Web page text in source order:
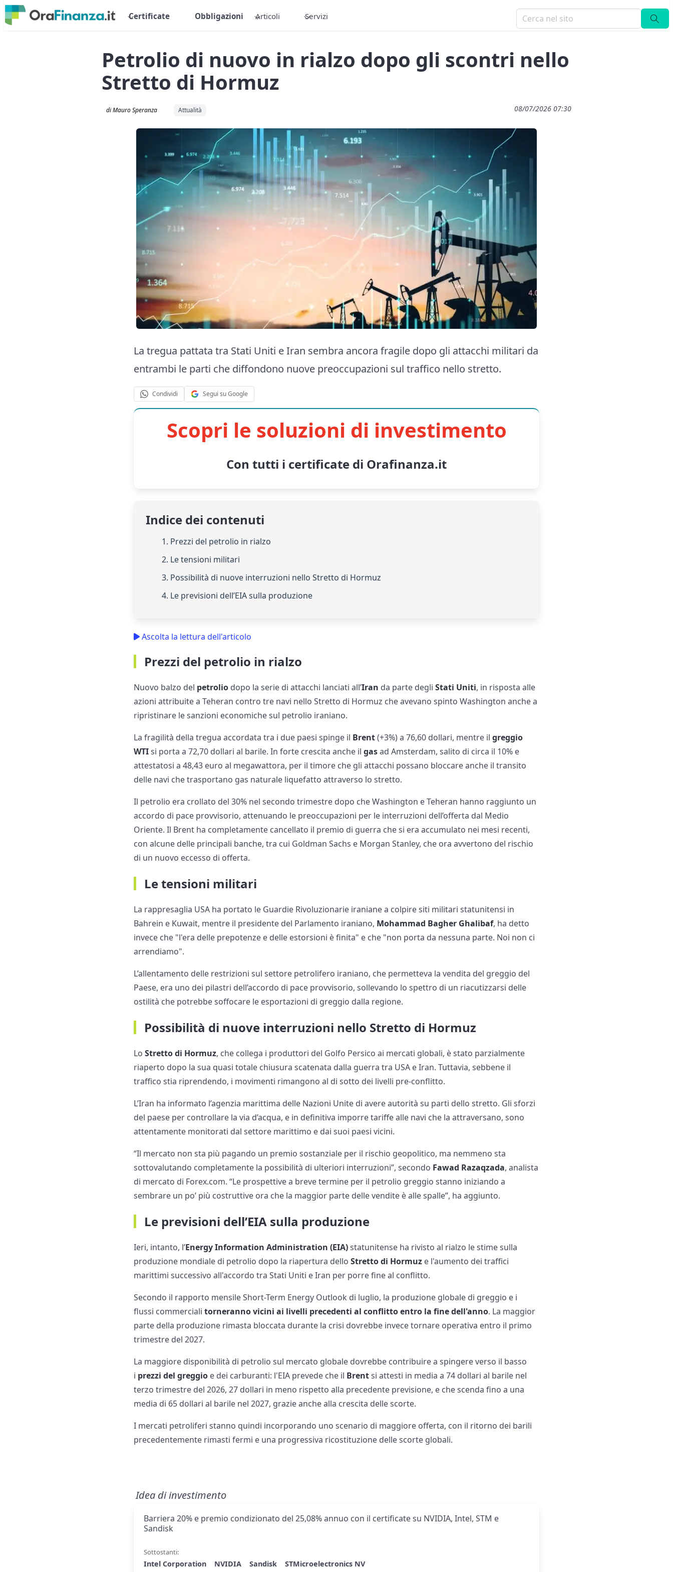
Certificate Obbligazioni Articoli Servizi
Petrolio di nuovo in rialzo dopo gli scontri nello
Stretto di Hormuz
di Mauro Speranza Attualità 08/07/2026 07:30
La tregua pattata tra Stati Uniti e Iran sembra ancora fragile dopo gli attacchi militari da
entrambi le parti che diffondono nuove preoccupazioni sul traffico nello stretto.
Condividi Segui su Google
Scopri le soluzioni di investimento
Con tutti i certificate di Orafinanza.it
Indice dei contenuti
1. Prezzi del petrolio in rialzo
2. Le tensioni militari
3. Possibilità di nuove interruzioni nello Stretto di Hormuz
4. Le previsioni dell’EIA sulla produzione
Ascolta la lettura dell'articolo
Prezzi del petrolio in rialzo
Nuovo balzo del petrolio dopo la serie di attacchi lanciati all’Iran da parte degliStati Uniti, in risposta alle
azioni attribuite a Teheran contro tre navi nello Stretto di Hormuz che avevano spinto Washington anche a
ripristinare le sanzioni economiche sul petrolio iraniano.
La fragilità della tregua accordata tra i due paesi spinge il Brent(+3%) a 76,60 dollari, mentre ilgreggio
WTIsi porta a 72,70 dollari al barile. In forte crescita anche ilgasad Amsterdam, salito di circa il 10% e
attestatosi a 48,43 euro al megawattora, per il timore che gli attacchi possano bloccare anche il transito
delle navi che trasportano gas naturale liquefatto attraverso lo stretto.
Il petrolio era crollato del 30% nel secondo trimestre dopo che Washington e Teheran hanno raggiunto un
accordo di pace provvisorio, attenuando le preoccupazioni per le interruzioni dell’offerta dal Medio
Oriente. Il Brent ha completamente cancellato il premio di guerra che si era accumulato nei mesi recenti,
con alcune delle principali banche, tra cui Goldman Sachs e Morgan Stanley, che ora avvertono del rischio
di un nuovo eccesso di offerta.
Le tensioni militari
La rappresaglia USA ha portato le Guardie Rivoluzionarie iraniane a colpire siti militari statunitensi in
Bahrein e Kuwait, mentre il presidente del Parlamento iraniano, Mohammad Bagher Ghalibaf, ha detto
invece che "l'era delle prepotenze e delle estorsioni è finita" e che "non porta da nessuna parte. Noi non ci
arrendiamo".
L’allentamento delle restrizioni sul settore petrolifero iraniano, che permetteva la vendita del greggio del
Paese, era uno dei pilastri dell’accordo di pace provvisorio, sollevando lo spettro di un riacutizzarsi delle
ostilità che potrebbe soffocare le esportazioni di greggio dalla regione.
Possibilità di nuove interruzioni nello Stretto di Hormuz
LoStretto di Hormuz, che collega i produttori del Golfo Persico ai mercati globali, è stato parzialmente
riaperto dopo la sua quasi totale chiusura scatenata dalla guerra tra USA e Iran. Tuttavia, sebbene il
traffico stia riprendendo, i movimenti rimangono al di sotto dei livelli pre-conflitto.
L’Iran ha informato l’agenzia marittima delle Nazioni Unite di avere autorità su parti dello stretto. Gli sforzi
del paese per controllare la via d’acqua, e in definitiva imporre tariffe alle navi che la attraversano, sono
attentamente monitorati dal settore marittimo e dai suoi paesi vicini.
“Il mercato non sta più pagando un premio sostanziale per il rischio geopolitico, ma nemmeno sta
sottovalutando completamente la possibilità di ulteriori interruzioni”, secondo Fawad Razaqzada, analista
di mercato di Forex.com. “Le prospettive a breve termine per il petrolio greggio stanno iniziando a
sembrare un po’ più costruttive ora che la maggior parte delle vendite è alle spalle”, ha aggiunto.
Le previsioni dell’EIA sulla produzione
Ieri, intanto, l’Energy Information Administration (EIA)statunitense ha rivisto al rialzo le stime sulla
produzione mondiale di petrolio dopo la riapertura delloStretto di Hormuz e l'aumento dei traffici
marittimi successivo all'accordo tra Stati Uniti e Iran per porre fine al conflitto.
Secondo il rapporto mensile Short-Term Energy Outlook di luglio, la produzione globale di greggio e i
flussi commercialitorneranno vicini ai livelli precedenti al conflitto entro la fine dell'anno. La maggior
parte della produzione rimasta bloccata durante la crisi dovrebbe invece tornare operativa entro il primo
trimestre del 2027.
La maggiore disponibilità di petrolio sul mercato globale dovrebbe contribuire a spingere verso il basso
i prezzi del greggio e dei carburanti: l'EIA prevede che il Brentsi attesti in media a 74 dollari al barile nel
terzo trimestre del 2026, 27 dollari in meno rispetto alla precedente previsione, e che scenda fino a una
media di 65 dollari al barile nel 2027, grazie anche alla crescita delle scorte.
I mercati petroliferi stanno quindi incorporando uno scenario di maggiore offerta, con il ritorno dei barili
precedentemente rimasti fermi e una progressiva ricostituzione delle scorte globali.
Idea di investimento
Barriera 20% e premio condizionato del 25,08% annuo con il certificate su NVIDIA, Intel, STM e
Sandisk
Sottostanti:
Intel Corporation NVIDIA Sandisk STMicroelectronics NV